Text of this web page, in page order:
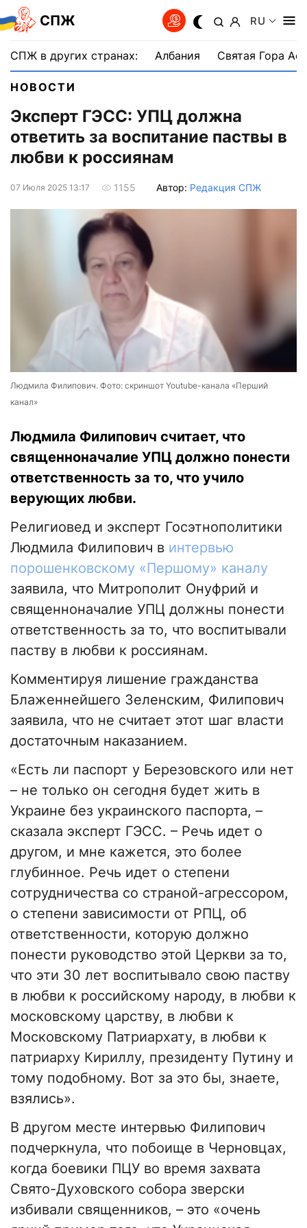
СПЖ RU
СПЖ в других странах: Албания Святая Гора
НОВОСТИ
Эксперт ГЭСС: УПЦ должна
ответить за воспитание паствы в
любви к россиянам
07 Июля 2025 13:17 1155 Автор: Редакция СПЖ
Людмила Филипович. Фото: скриншот Youtube-канала «Перший
канал»
Людмила Филипович считает, что
священноначалие УПЦ должно понести
ответственность за то, что учило
верующих любви.
Религиовед и эксперт Госэтнополитики
Людмила Филипович в интервью
порошенковскому «Першому» каналу
заявила, что Митрополит Онуфрий и
священноначалие УПЦ должны понести
ответственность за то, что воспитывали
паству в любви к россиянам.
Комментируя лишение гражданства
Блаженнейшего Зеленским, Филипович
заявила, что не считает этот шаг власти
достаточным наказанием.
«Есть ли паспорт у Березовского или нет
– не только он сегодня будет жить в
Украине без украинского паспорта, –
сказала эксперт ГЭСС. – Речь идет о
другом, и мне кажется, это более
глубинное. Речь идет о степени
сотрудничества со страной-агрессором,
о степени зависимости от РПЦ, об
ответственности, которую должно
понести руководство этой Церкви за то,
что эти 30 лет воспитывало свою паству
в любви к российскому народу, в любви к
московскому царству, в любви к
Московскому Патриархату, в любви к
патриарху Кириллу, президенту Путину и
тому подобному. Вот за это бы, знаете,
взялись».
В другом месте интервью Филипович
подчеркнула, что побоище в Черновцах,
когда боевики ПЦУ во время захвата
Свято-Духовского собора зверски
избивали священников, – это «очень